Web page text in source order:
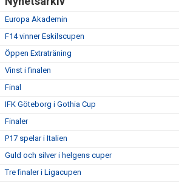
Europa Akademin
F14 vinner Eskilscupen
Öppen Extraträning
Vinst i finalen
Final
IFK Göteborg i Gothia Cup
Finaler
P17 spelar i Italien
Guld och silver i helgens cuper
Tre finaler i Ligacupen